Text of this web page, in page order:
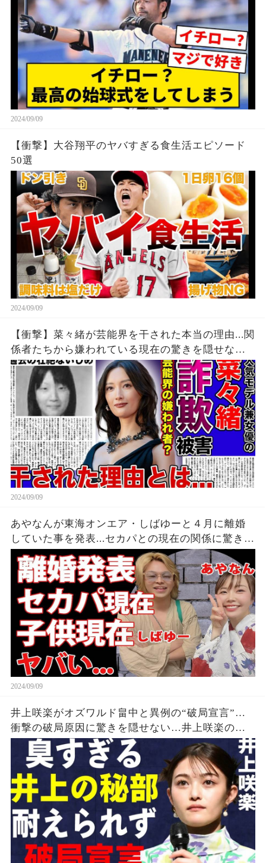
2024/09/09
【衝撃】大谷翔平のヤバすぎる食生活エピソード
50選
2024/09/09
【衝撃】菜々緒が芸能界を干された本当の理由...関
係者たちから嫌われている現在の驚きを隠せな
い！！詐欺被害にまで遭っている衝撃の現在...過去
の壮絶ないじめに一同驚愕！！
2024/09/09
あやなんが東海オンエア・しばゆーと４月に離婚
していた事を発表...セカパとの現在の関係に驚きを
隠せない...『しばゆー＆あやなん』夫婦の精神崩壊
した現在がヤバい...
2024/09/09
井上咲楽がオズワルド畠中と異例の“破局宣言”…
衝撃の破局原因に驚きを隠せない…井上咲楽の介
護生活の真相